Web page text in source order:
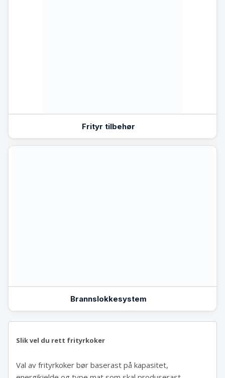
Frityr tilbehør
Brannslokkesystem
Slik vel du rett frityrkoker
Val av frityrkoker bør baserast på kapasitet,